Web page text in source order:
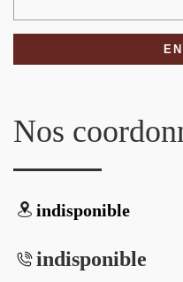
Nos
indisponible
indisponible